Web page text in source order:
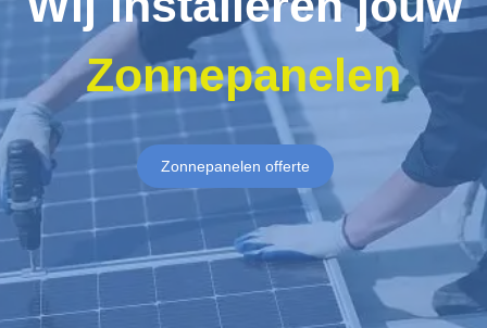
Zonnepanelen
Zonnepanelen offerte